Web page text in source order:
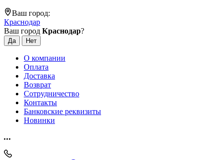
Ваш город:
Краснодар
Ваш город Краснодар?
О компании
Оплата
Доставка
Возврат
Сотрудничество
Контакты
Банковские реквизиты
Новинки